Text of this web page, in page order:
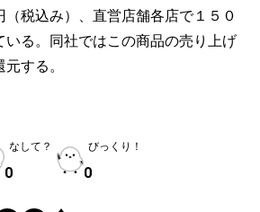
税込み）、直営店舗各店で１５０
いる。同社ではこの商品の売り上げ
する。
なして？
0
びっくり！
0